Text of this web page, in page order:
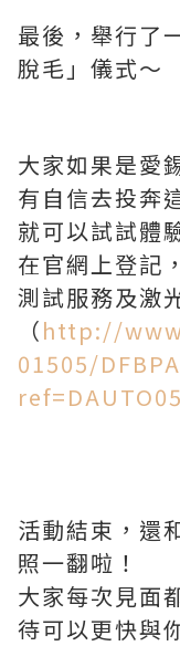
最後，舉行了
脫毛」儀式～
大家如果是愛
有自信去投奔
就可以試試體
在官網上登記
測試服務及激
（http://
01505/
活動結束，還
照一翻啦！
大家每次見面
待可以更快與